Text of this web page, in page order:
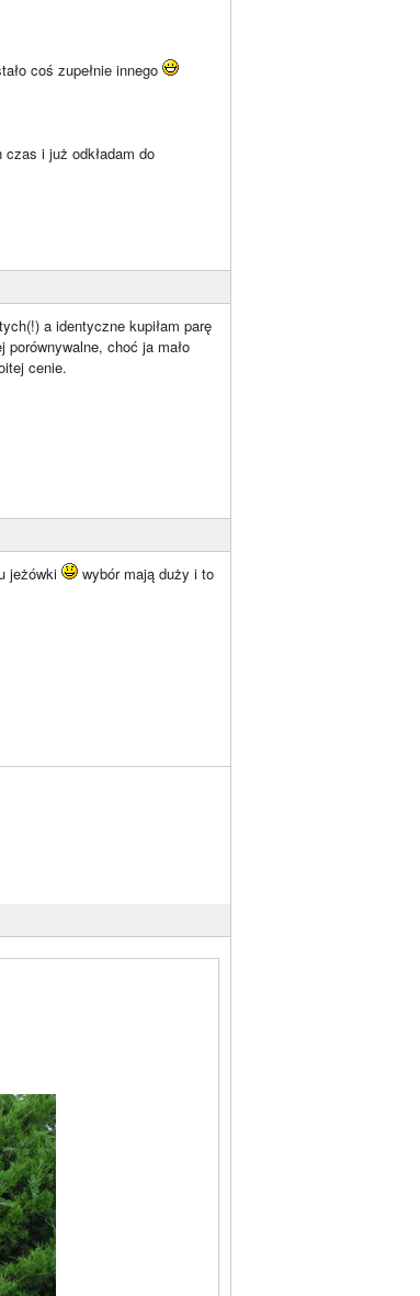
coś zupełnie innego
i już odkładam do
a identyczne kupiłam parę
choć ja mało
cenie.
jeżówki
wybór mają duży i to